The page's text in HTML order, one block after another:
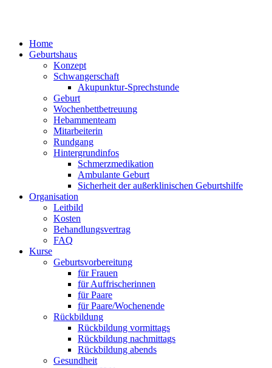
Home
Geburtshaus
Konzept
Schwangerschaft
Akupunktur-Sprechstunde
Geburt
Wochenbettbetreuung
Hebammenteam
Mitarbeiterin
Rundgang
Hintergrundinfos
Schmerzmedikation
Ambulante Geburt
Sicherheit der außerklinischen Geburtshilfe
Organisation
Leitbild
Kosten
Behandlungsvertrag
FAQ
Kurse
Geburtsvorbereitung
für Frauen
für Auffrischerinnen
für Paare
für Paare/Wochenende
Rückbildung
Rückbildung vormittags
Rückbildung nachmittags
Rückbildung abends
Gesundheit